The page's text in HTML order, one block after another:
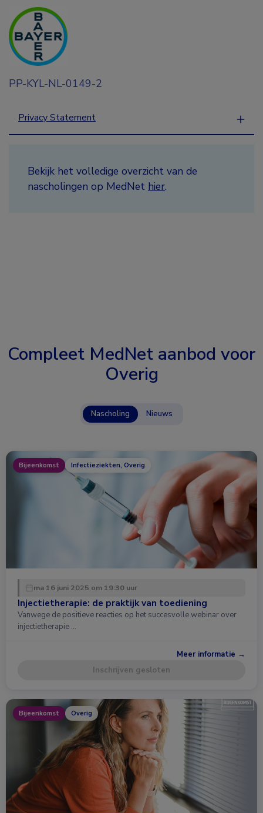
PP-KYL-NL-0149-2
Privacy Statement
Bekijk het volledige overzicht van de
nascholingen op MedNet hier.
Compleet MedNet aanbod voor
Overig
Nascholing Nieuws
Bijeenkomst Infectieziekten, Overig
ma 16 juni 2025 om 19:30 uur
Injectietherapie: de praktijk van toediening
Vanwege de positieve reacties op het succesvolle webinar over
injectietherapie …
Meer informatie →
Inschrijven gesloten
Bijeenkomst Overig